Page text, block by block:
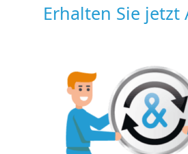
Erhalten Sie jetzt